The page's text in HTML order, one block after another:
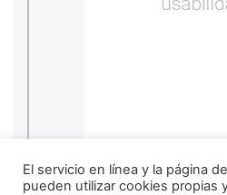
copyright
El servicio en línea y la página de
pueden utilizar cookies propias